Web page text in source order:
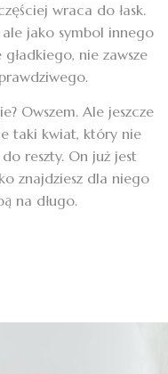
wraca do łask.
jako symbol innego
nie zawsze
Owszem. Ale jeszcze
taki kwiat, który nie
reszty. On już jest
znajdziesz dla niego
na długo.